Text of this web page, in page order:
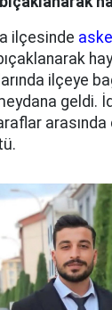
ilçesinde
ilçeye
geldi.
arasında